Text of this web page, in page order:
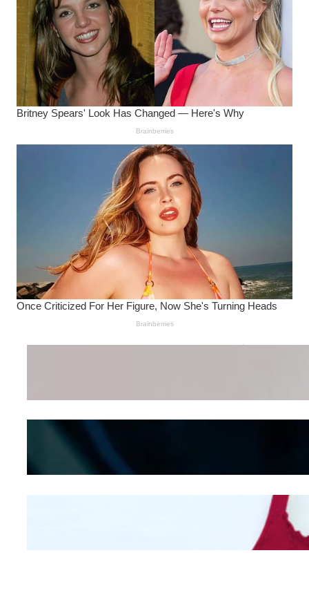
Wanita Pamer Pakaian
Kepribadian
Mengintip Kepribadian
Wanita Dari Warna Bra